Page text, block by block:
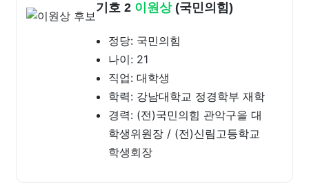
기호 2 이원상(국민의힘)
정당: 국민의힘
나이: 21
직업: 대학생
학력: 강남대학교 정경학부 재학
경력: (전)국민의힘 관악구을 대
학생위원장 / (전)신림고등학교
학생회장